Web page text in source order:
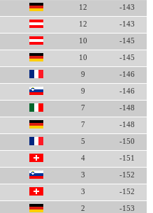
12 -143
12 -143
10 -145
10 -145
9 -146
9 -146
7 -148
7 -148
5 -150
4 -151
3 -152
3 -152
2 -153